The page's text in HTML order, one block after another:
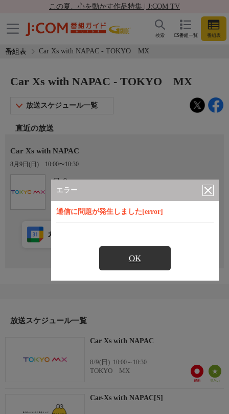
この夏、心を動かす作品特集 | J:COM TV
CS番組一覧 番組表
検索
番組表 Car Xs with NAPAC - TOKYO MX
エラー
通信に問題が発生しました[error]
OK
Car Xs with NAPAC - TOKYO MX
放送スケジュール一覧
直近の放送
Car Xs with NAPAC
8月9日(日) 10:00〜10:30
Ch.9
TOKYO MX
カレンダー登録
放送スケジュール一覧
Car Xs with NAPAC
8/9(日) 10:00～10:30
TOKYO MX
Car-Xs with NAPAC[S]